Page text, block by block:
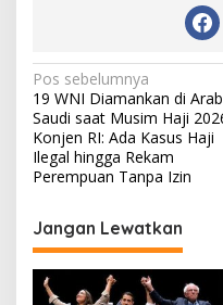
N
a
v
i
a
s
Pos sebelumnya
19 WNI Diamankan di Arab
Saudi saat Musim Haji
Konjen RI: Ada Kasus Haji
Ilegal hingga Rekam
Perempuan Tanpa Izin
Jangan Lewatkan